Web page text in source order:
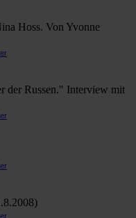
Hoss. Von Yvonne
der Russen." Interview mit